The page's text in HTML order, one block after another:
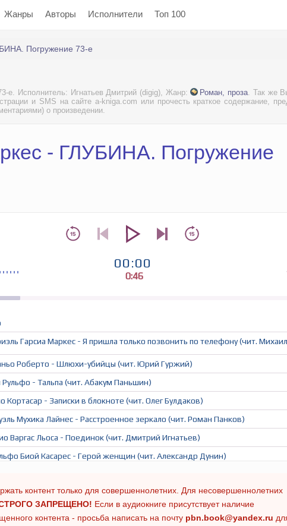
Жанры Авторы Исполнители Топ 100
Погружение 73-е
е. Исполнитель: Игнатьев Дмитрий (digig), Жанр: Роман, проза. Так же
и SMS на сайте a-kniga.com или прочесть краткое содержание,
о произведении.
- ГЛУБИНА. Погружение
00:00
0:46
Гарсиа Маркес - Я пришла только позвонить по телефону (чит.
Роберто - Шлюхи-убийцы (чит. Юрий Гуржий)
Рульфо - Тальпа (чит. Абакум Паньшин)
Кортасар - Записки в блокноте (чит. Олег Булдаков)
Мухика Лайнес - Расстроенное зеркало (чит. Роман Панков)
Варгас Льоса - Поединок (чит. Дмитрий Игнатьев)
Биой Касарес - Герой женщин (чит. Александр Дунин)
контент только для совершеннолетних. Для несовершеннолетних
ЗАПРЕЩЕНО! Если в аудиокниге присутствует наличие
контента - просьба написать на почту pbn.book@yandex.ru